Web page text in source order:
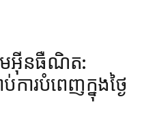
ាមអ៊ីនធឺណិត:
ការបំពេញក្នុងថ្ងៃ